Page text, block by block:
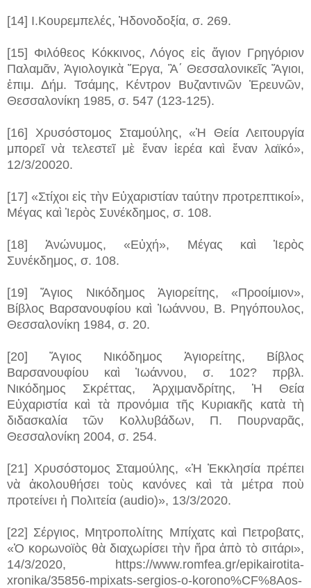
[14] Ι.Κουρεμπελές, Ἠδονοδοξία, σ. 269.
[15] Φιλόθεος Κόκκινος, Λόγος εἰς ἅγιον Γρηγόριον
Παλαμᾶν, Ἁγιολογικὰ Ἔργα, Ἃ΄ Θεσσαλονικεῖς Ἅγιοι,
ἐπιμ. Δήμ. Τσάμης, Κέντρον Βυζαντινῶν Ἐρευνῶν,
Θεσσαλονίκη 1985, σ. 547 (123-125).
[16] Χρυσόστομος Σταμούλης, «Ἡ Θεία Λειτουργία
μπορεῖ νὰ τελεστεῖ μὲ ἕναν ἱερέα καὶ ἕναν λαϊκό»,
12/3/20020.
[17] «Στίχοι εἰς τὴν Εὐχαριστίαν ταύτην προτρεπτικοί»,
Μέγας καὶ Ἱερὸς Συνέκδημος, σ. 108.
[18] Ἀνώνυμος, «Εὐχή», Μέγας καὶ Ἱερὸς
Συνέκδημος, σ. 108.
[19] Ἅγιος Νικόδημος Ἁγιορείτης, «Προοίμιον»,
Βίβλος Βαρσανουφίου καὶ Ἰωάννου, Β. Ρηγόπουλος,
Θεσσαλονίκη 1984, σ. 20.
[20] Ἅγιος Νικόδημος Ἁγιορείτης, Βίβλος
Βαρσανουφίου καὶ Ἰωάννου, σ. 102? πρβλ.
Νικόδημος Σκρέττας, Ἀρχιμανδρίτης, Ἡ Θεία
Εὐχαριστία καὶ τὰ προνόμια τῆς Κυριακῆς κατὰ τὴ
διδασκαλία τῶν Κολλυβάδων, Π. Πουρναρᾶς,
Θεσσαλονίκη 2004, σ. 254.
[21] Χρυσόστομος Σταμούλης, «Ἡ Ἐκκλησία πρέπει
νὰ ἀκολουθήσει τοὺς κανόνες καὶ τὰ μέτρα ποὺ
προτείνει ἡ Πολιτεία (audio)», 13/3/2020.
[22] Σέργιος, Μητροπολίτης Μπίχατς καὶ Πετροβατς,
«Ὁ κορωνοϊὸς θὰ διαχωρίσει τὴν ἤρα ἀπὸ τὸ σιτάρι»,
14/3/2020, https://www.romfea.gr/epikairotita-
xronika/35856-mpixats-sergios-o-korono%CF%8Aos-